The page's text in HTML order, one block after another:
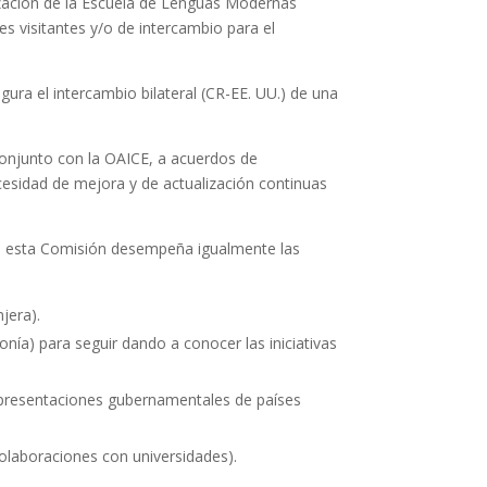
visitantes y/o de intercambio para el
el intercambio bilateral (CR-EE. UU.) de una
con la OAICE, a acuerdos de
de mejora y de actualización continuas
Comisión desempeña igualmente las
para seguir dando a conocer las iniciativas
gubernamentales de países
con universidades).